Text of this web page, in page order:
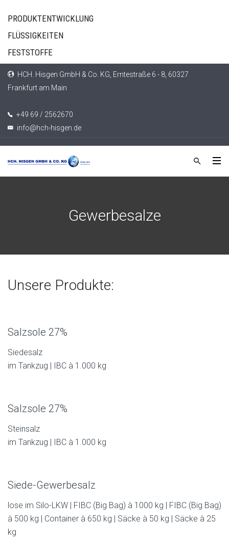
PRODUKTENTWICKLUNG
FLÜSSIGKEITEN
FESTSTOFFE
HCH. Hisgen GmbH & Co. KG, Erntestraße 6 - 8, 60327
Frankfurt am Main
+49 69 / 2562670
info@hch-hisgen.de
Gewerbesalze
Unsere Produkte:
Salzsole 27%
Siedesalz
im Tankzug | IBC à 1.000 kg
Salzsole 27%
Steinsalz
im Tankzug | IBC à 1.000 kg
Siede-Gewerbesalz
lose im Silo-LKW | FIBC (Big Bag) à 1000 kg | FIBC (Big Bag)
à 500 kg | Container à 650 kg | Säcke à 50 kg | Säcke à 25
kg